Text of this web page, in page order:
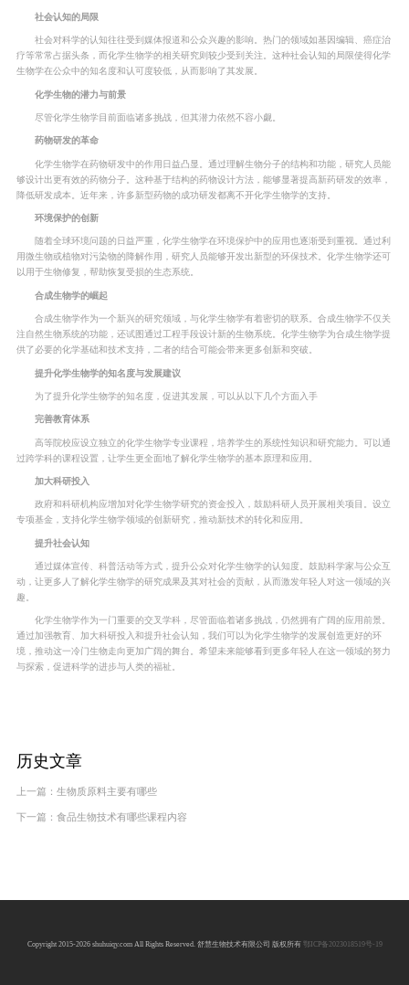
社会认知的局限
社会对科学的认知往往受到媒体报道和公众兴趣的影响。热门的领域如基因编辑、癌症治
疗等常常占据头条，而化学生物学的相关研究则较少受到关注。这种社会认知的局限使得化学
生物学在公众中的知名度和认可度较低，从而影响了其发展。
化学生物的潜力与前景
尽管化学生物学目前面临诸多挑战，但其潜力依然不容小觑。
药物研发的革命
化学生物学在药物研发中的作用日益凸显。通过理解生物分子的结构和功能，研究人员能
够设计出更有效的药物分子。这种基于结构的药物设计方法，能够显著提高新药研发的效率，
降低研发成本。近年来，许多新型药物的成功研发都离不开化学生物学的支持。
环境保护的创新
随着全球环境问题的日益严重，化学生物学在环境保护中的应用也逐渐受到重视。通过利
用微生物或植物对污染物的降解作用，研究人员能够开发出新型的环保技术。化学生物学还可
以用于生物修复，帮助恢复受损的生态系统。
合成生物学的崛起
合成生物学作为一个新兴的研究领域，与化学生物学有着密切的联系。合成生物学不仅关
注自然生物系统的功能，还试图通过工程手段设计新的生物系统。化学生物学为合成生物学提
供了必要的化学基础和技术支持，二者的结合可能会带来更多创新和突破。
提升化学生物学的知名度与发展建议
为了提升化学生物学的知名度，促进其发展，可以从以下几个方面入手
完善教育体系
高等院校应设立独立的化学生物学专业课程，培养学生的系统性知识和研究能力。可以通
过跨学科的课程设置，让学生更全面地了解化学生物学的基本原理和应用。
加大科研投入
政府和科研机构应增加对化学生物学研究的资金投入，鼓励科研人员开展相关项目。设立
专项基金，支持化学生物学领域的创新研究，推动新技术的转化和应用。
提升社会认知
通过媒体宣传、科普活动等方式，提升公众对化学生物学的认知度。鼓励科学家与公众互
动，让更多人了解化学生物学的研究成果及其对社会的贡献，从而激发年轻人对这一领域的兴
趣。
化学生物学作为一门重要的交叉学科，尽管面临着诸多挑战，仍然拥有广阔的应用前景。
通过加强教育、加大科研投入和提升社会认知，我们可以为化学生物学的发展创造更好的环
境，推动这一冷门生物走向更加广阔的舞台。希望未来能够看到更多年轻人在这一领域的努力
与探索，促进科学的进步与人类的福祉。
历史文章
上一篇： 生物质原料主要有哪些
下一篇： 食品生物技术有哪些课程内容
Copyright 2015-2026 shuhuiqy.com All Rights Reserved. 舒慧生物技术有限公司 版权所有 鄂ICP备2023018519号-19